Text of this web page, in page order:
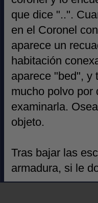
que dice "..".
en el Coronel
aparece un
habitación
aparece "bed", y
mucho polvo por
examinarla.
objeto.
Tras bajar las
armadura, si le